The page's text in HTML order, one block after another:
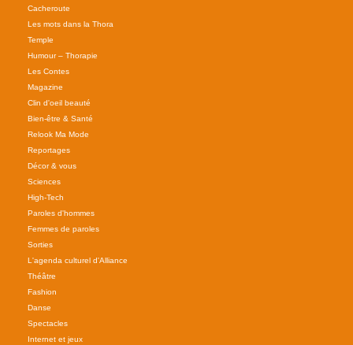
Cacheroute
Les mots dans la Thora
Temple
Humour – Thorapie
Les Contes
Magazine
Clin d'oeil beauté
Bien-être & Santé
Relook Ma Mode
Reportages
Décor & vous
Sciences
High-Tech
Paroles d'hommes
Femmes de paroles
Sorties
L'agenda culturel d'Alliance
Théâtre
Fashion
Danse
Spectacles
Internet et jeux